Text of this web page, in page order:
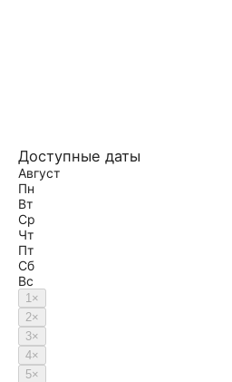
Доступные даты
Август
Пн
Вт
Ср
Чт
Пт
Сб
Вс
1×
2×
3×
4×
5×